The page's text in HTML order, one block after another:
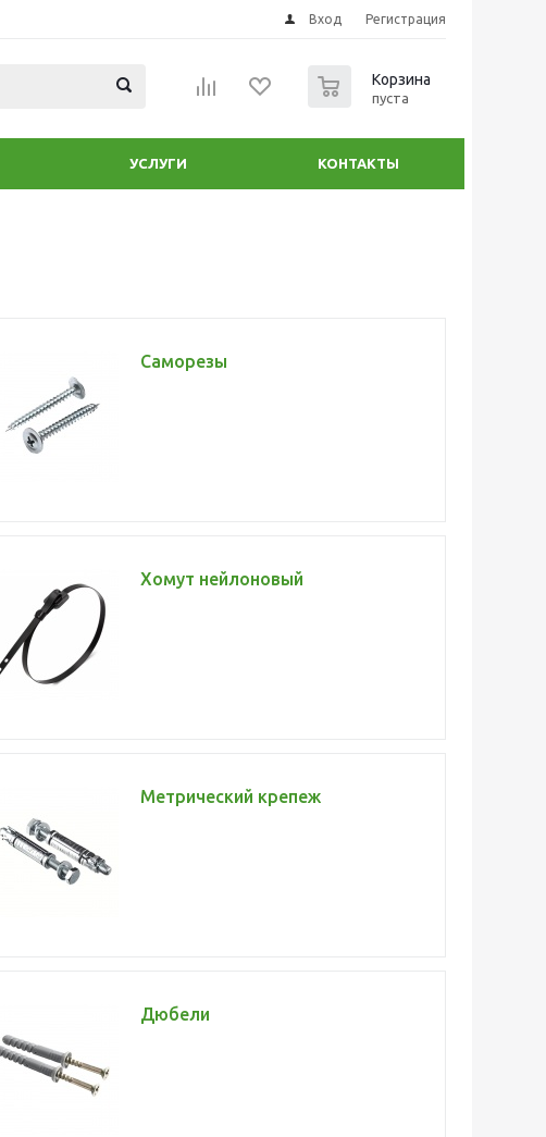
Вход Регистрация
Корзина
пуста
УСЛУГИ КОНТАКТЫ
Саморезы
Хомут нейлоновый
Метрический крепеж
Дюбели